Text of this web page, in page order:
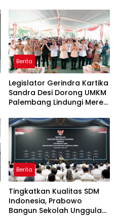
Sasaran
Berita
Legislator Gerindra Kartika
Sandra Desi Dorong UMKM
Palembang Lindungi Merek
Berita
Tingkatkan Kualitas SDM
Indonesia, Prabowo
Bangun Sekolah Unggulan